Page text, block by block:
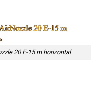
20 E-15 m horizontal